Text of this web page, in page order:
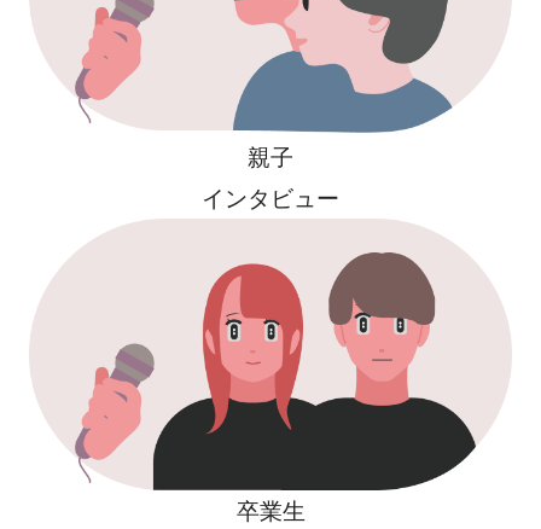
親子
インタビュー
卒業生